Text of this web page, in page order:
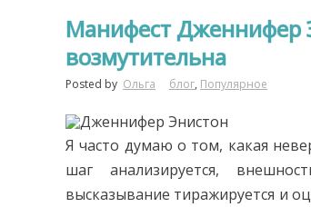
Манифест Дженнифер
возмутительна
Posted by Ольга блог, Популярное
Я часто думаю о том, какая
шаг анализируется,
высказывание тиражируется и